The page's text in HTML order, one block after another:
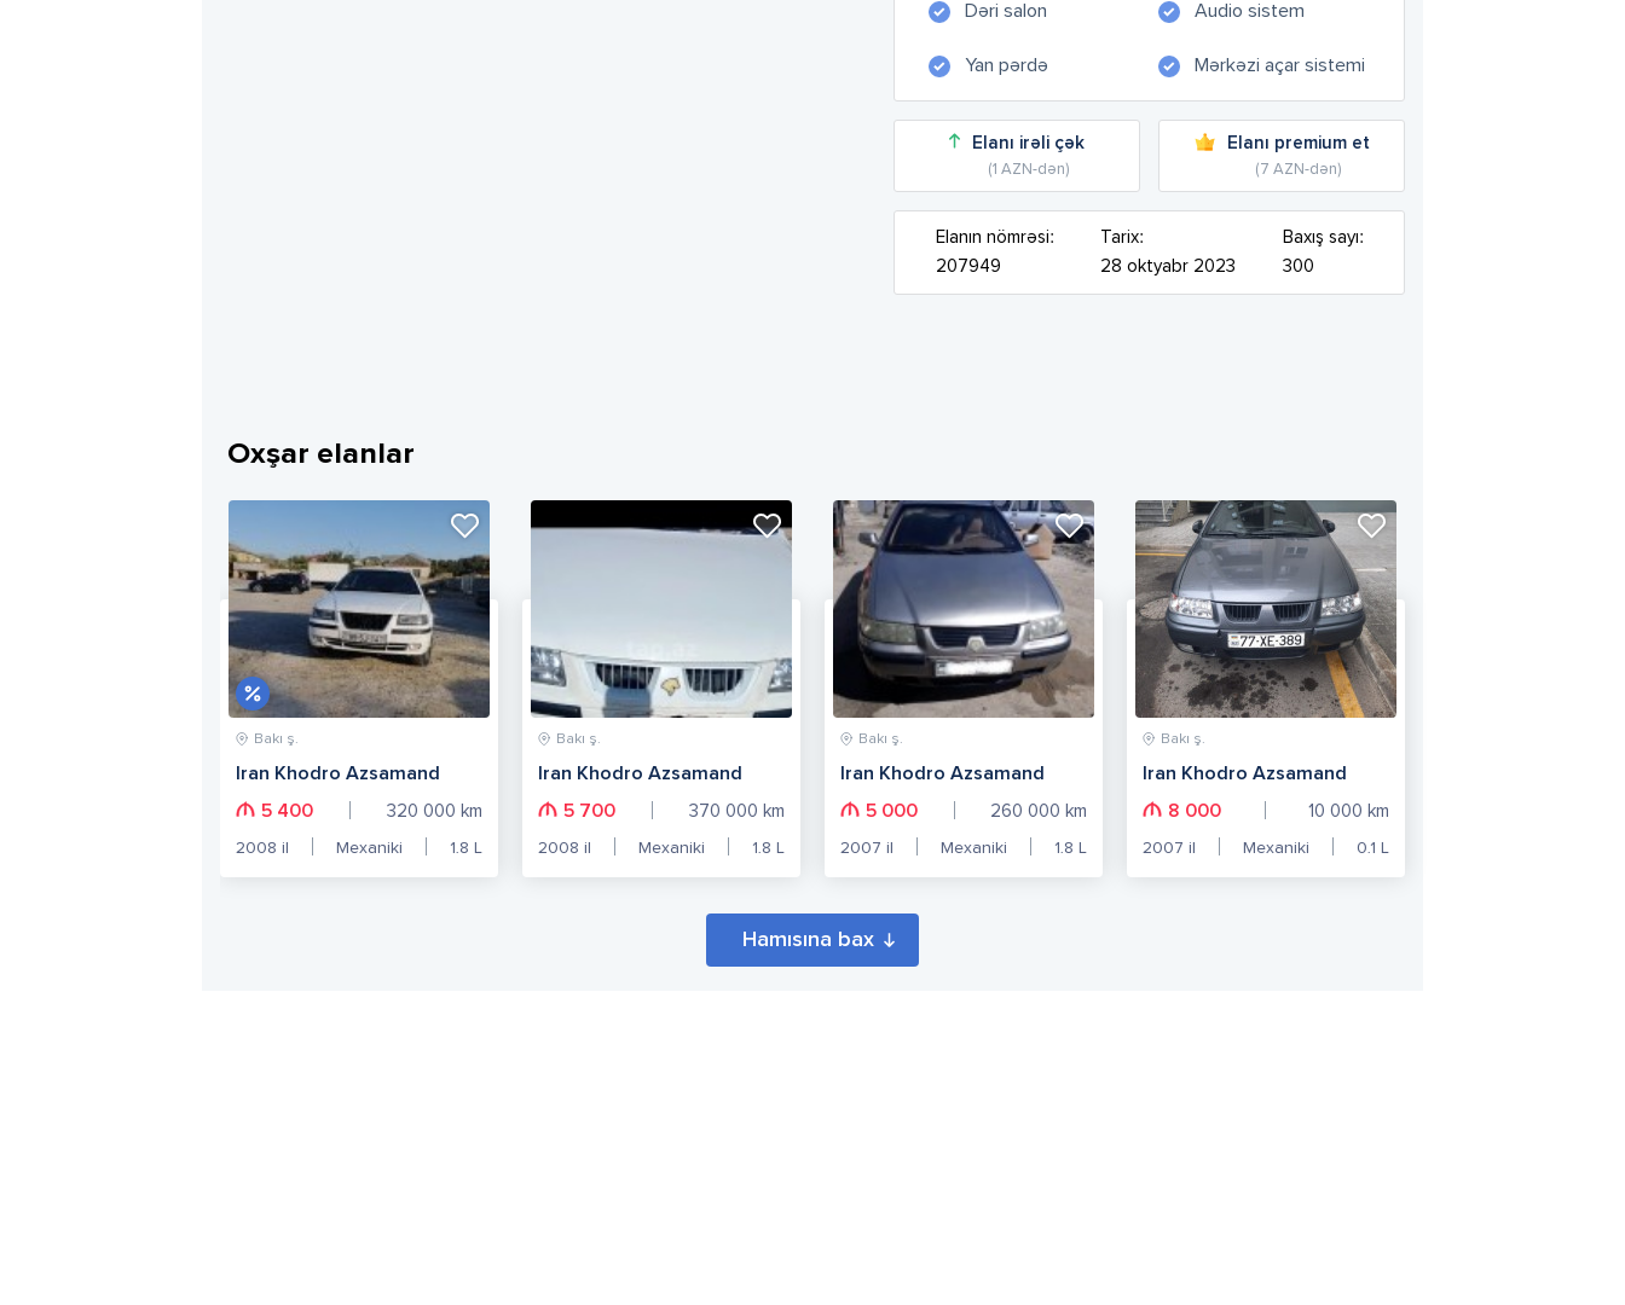
Dəri salon Audio sistem
Yan pərdə Mərkəzi açar sistemi
Elanı irəli çək
(1 AZN-dən)
Elanı premium et
(7 AZN-dən)
Elanın nömrəsi:
207949
Tarix:
28 oktyabr 2023
Baxış sayı:
300
Oxşar elanlar
Bakı ş.
Iran Khodro Azsamand
5 400
320 000 km
2008 il Mexaniki 1.8 L
Bakı ş.
Iran Khodro Azsamand
5 700
370 000 km
2008 il Mexaniki 1.8 L
Bakı ş.
Iran Khodro Azsamand
5 000
260 000 km
2007 il Mexaniki 1.8 L
Bakı ş.
Iran Khodro Azsamand
8 000
10 000 km
2007 il Mexaniki 0.1 L
Hamısına bax